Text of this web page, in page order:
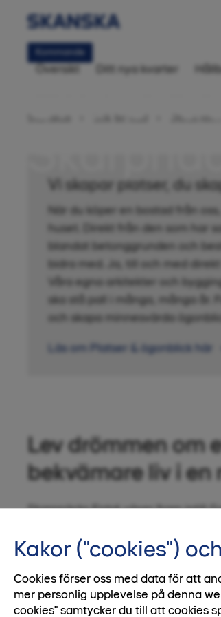
Kommande
Översikt Ditt nya kvarter
Vi skapar platser, du
När du köper en bostad från
huset. Direkt från den som har
blandat betonggrunden och
bidra med. Ja, till och med
Våra egna arkitekter och
ska stå pall i många, många år.
och skapa minnesvärda
Läs om Platser & ögonblick här
Lev drömmen om
bekvämare liv i
Skarpnäcks Entré växer fram intill
du bra kommunikationer och
livet kan vara.
Välkommen till ditt nya kvarter!
Här har du lyxen att bo nära fina
Kakor ("cookies")
Cookies förser oss med data för att
mer personlig upplevelse på denna
cookies" samtycker du till att cookies